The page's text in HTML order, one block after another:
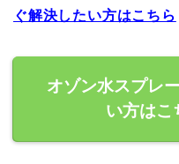
ぐ解決したい方はこちら
オゾン水スプレ
い方はこ